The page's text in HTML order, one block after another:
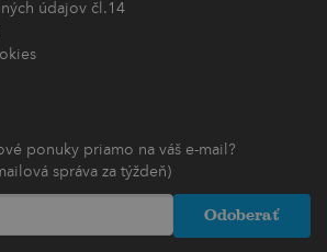
údajov čl.14
ponuky priamo na váš e-mail?
správa za týždeň)
Odoberať